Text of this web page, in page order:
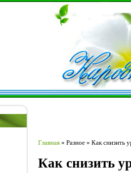
Главная » Разное » Как снизить
Как снизить